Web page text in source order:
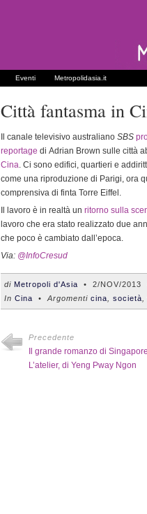
Eventi Metropolidasia.it
Città fantasma in
Il canale televisivo australiano SBS
reportage di Adrian Brown sulle città
Cina. Ci sono edifici, quartieri e
come una riproduzione di Parigi, ora
comprensiva di finta Torre Eiffel.
Il lavoro è in realtà un ritorno sulla
lavoro che era stato realizzato due
che poco è cambiato dall’epoca.
Via: @InfoCresud
di Metropoli d'Asia • 2/NOV/2013
In Cina • Argomenti cina società
Precedente
Il grande romanzo di
L’atelier, di Yeng Pway Ngon